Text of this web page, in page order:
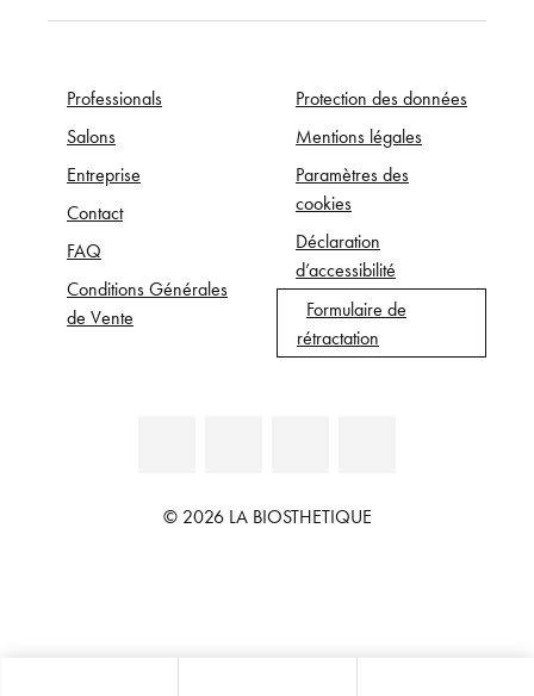
Professionals
Salons
Entreprise
Contact
FAQ
Conditions Générales
de Vente
Protection des données
Mentions légales
Paramètres des
cookies
Déclaration
d’accessibilité
Formulaire de
rétractation
© 2026 LA BIOSTHETIQUE